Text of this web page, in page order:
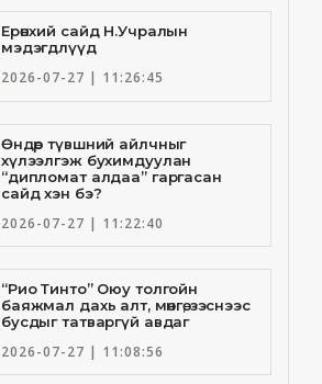
Ерөнхий сайд Н.Учралын
мэдэгдлүүд
2026-07-27 | 11:26:45
Өндөр түвшний айлчныг
хүлээлгэж бухимдуулан
“дипломат алдаа” гаргасан
сайд хэн бэ?
2026-07-27 | 11:22:40
“Рио Тинто” Оюу толгойн
баяжмал дахь алт, мөнгө, зэснээс
бусдыг татваргүй авдаг
2026-07-27 | 11:08:56